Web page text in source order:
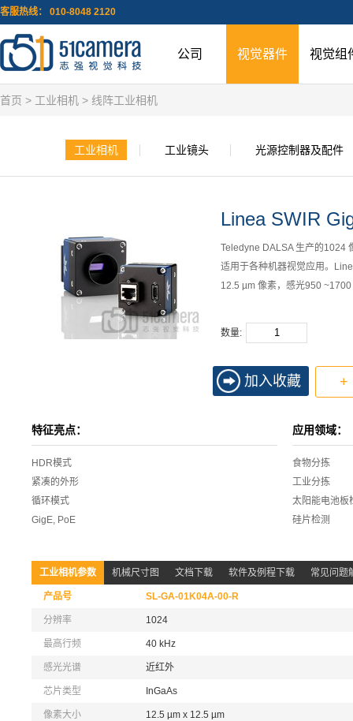
客服热线： 010-8048 2120
公司 视觉器件 视觉组
首页 > 工业相机 > 线阵工业相机
工业相机 工业镜头 光源控制器及配件
Linea SWIR
Teledyne DALSA 生产的1024
适用于各种机器视觉应用。
12.5 µm 像素，感光950
数量:
加入收藏 +
特征亮点：
HDR模式
紧凑的外形
循环模式
GigE, PoE
应用领域：
食物分拣
工业分拣
太阳能电池板
硅片检测
工业相机参数 机械尺寸图 文档下载 软件及例程下载 常见问题
产品号 SL-GA-01K04A-00-R
分辨率 1024
最高行频 40 kHz
感光光谱 近红外
芯片类型 InGaAs
像素大小 12.5 µm x 12.5 µm